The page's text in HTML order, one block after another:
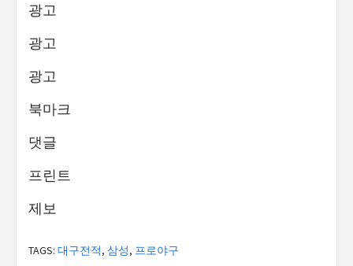
광고
광고
광고
북마크
댓글
프린트
제보
TAGS: 대구전적, 삼성, 프로야구